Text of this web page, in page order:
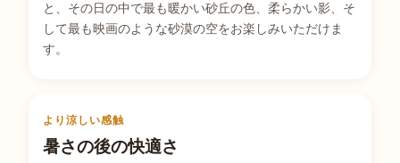
と、その日の中で最も暖かい砂丘の色、柔らかい影、そ
して最も映画のような砂漠の空をお楽しみいただけま
す。
より涼しい感触
暑さの後の快適さ